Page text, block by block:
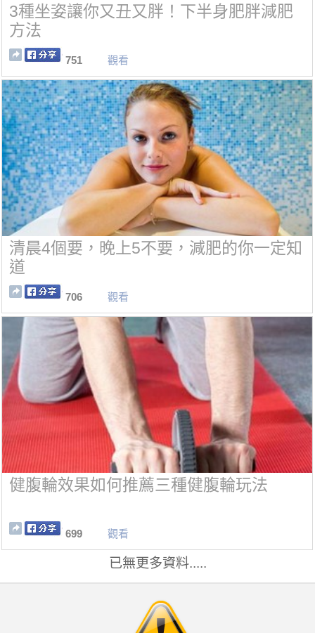
3種坐姿讓你又丑又胖！下半身肥胖減肥
方法
751 觀看
清晨4個要，晚上5不要，減肥的你一定知
道
706 觀看
健腹輪效果如何推薦三種健腹輪玩法
699 觀看
已無更多資料.....